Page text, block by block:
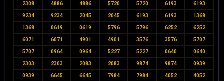
2308 4886 4886 5720 5720 6193 6193
9234 9234 2045 2045 6193 6193 1368
1368 0619 0619 5796 5796 6252 6252
6071 6071 4901 4901 3576 3576 5707
5707 0964 0964 5227 5227 0640 0640
2303 2303 2083 2083 9874 9874 0939
0939 6645 6645 7984 7984 4052 4052